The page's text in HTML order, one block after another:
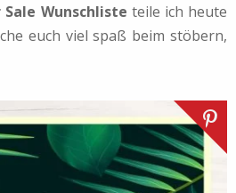
Sale Wunschliste teile ich heute
euch viel spaß beim stöbern,